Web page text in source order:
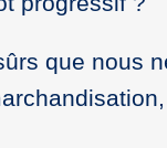
que nous